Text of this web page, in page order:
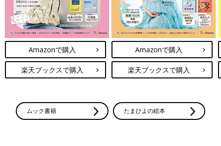
Amazonで購入
楽天ブックスで購入
Amazonで購入
楽天ブックスで購入
ムック書籍 たまひよの絵本